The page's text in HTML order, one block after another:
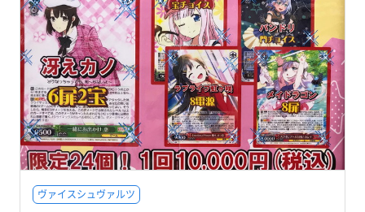
ヴァイスシュヴァルツ